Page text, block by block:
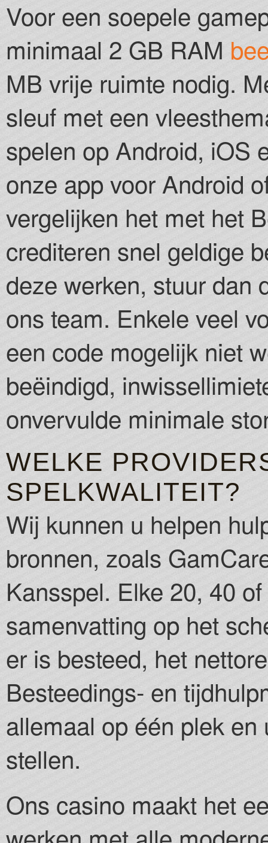
Voor een soepele
minimaal 2 GB RAM
MB vrije ruimte nodig.
sleuf met een
spelen op Android, iOS
onze app voor Android
vergelijken het met het
crediteren snel geldige
deze werken, stuur dan
ons team. Enkele veel
een code mogelijk niet
beëindigd,
onvervulde minimale
WELKE
SPELKWALITEIT?
Wij kunnen u helpen
bronnen, zoals
Kansspel. Elke 20, 40
samenvatting op het
er is besteed, het
Besteedings- en
allemaal op één plek
stellen.
Ons casino maakt het